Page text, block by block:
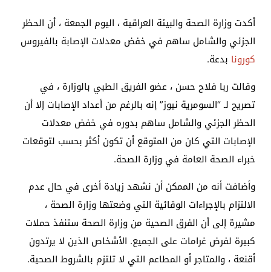
أكدت وزارة الصحة والبيئة العراقية ، اليوم الجمعة ، أن الحظر
الجزئي والشامل ساهم في خفض معدلات الإصابة بالفيروس
كورونا بدعة.
وقالت ربا فلاح حسن ، عضو الفريق الطبي بالوزارة ، في
تصريح لـ “السومرية نيوز” إنه بالرغم من أعداد الإصابات إلا أن
الحظر الجزئي والشامل ساهم بدوره في خفض معدلات
الإصابات التي كان من المتوقع أن تكون أكثر بحسب لتوقعات
خبراء الصحة العامة في وزارة الصحة.
وأضافت أنه من الممكن أن نشهد زيادة أخرى في حال عدم
الالتزام بالإجراءات الوقائية التي وضعتها وزارة الصحة ،
مشيرة إلى أن الفرق الصحية من وزارة الصحة ستنفذ حملات
كبيرة لفرض غرامات على الجميع. الأشخاص الذين لا يرتدون
أقنعة ، والمتاجر أو المطاعم التي لا تلتزم بالشروط الصحية.